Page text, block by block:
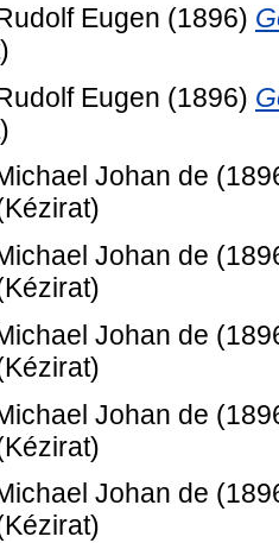
Eugen (1896)
Eugen (1896)
Johan de
Johan de
Johan de
Johan de
Johan de